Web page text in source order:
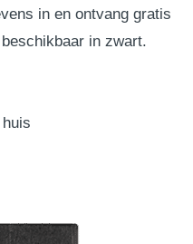
in en ontvang gratis
in zwart.